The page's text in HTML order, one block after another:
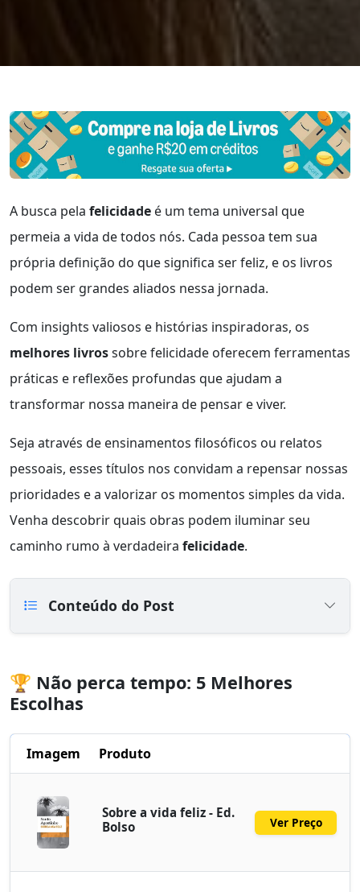
A busca pela felicidade é um tema universal que
permeia a vida de todos nós. Cada pessoa tem sua
própria definição do que significa ser feliz, e os livros
podem ser grandes aliados nessa jornada.
Com insights valiosos e histórias inspiradoras, os
melhores livrossobre felicidade oferecem ferramentas
práticas e reflexões profundas que ajudam a
transformar nossa maneira de pensar e viver.
Seja através de ensinamentos filosóficos ou relatos
pessoais, esses títulos nos convidam a repensar nossas
prioridades e a valorizar os momentos simples da vida.
Venha descobrir quais obras podem iluminar seu
caminho rumo à verdadeira felicidade.
Conteúdo do Post
🏆 Não perca tempo: 5 Melhores
Escolhas
Imagem Produto
Sobre a vida feliz - Ed.
Bolso
Ver Preço